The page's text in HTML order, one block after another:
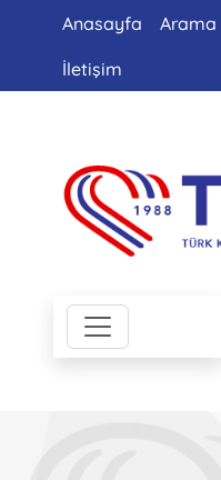
Anasayfa Arama
İletişim